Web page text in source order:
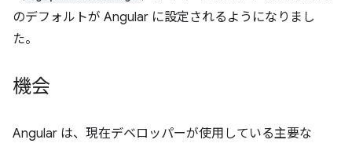
のデフォルトが Angular に設定されるようになりまし
た。
機会
Angular は、現在デベロッパーが使用している主要な